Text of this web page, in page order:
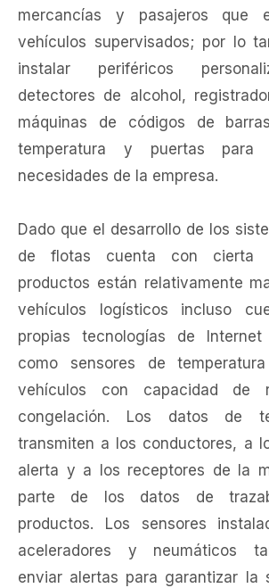
mercancías y pasajeros que
vehículos supervisados; por lo
instalar periféricos
detectores de alcohol,
máquinas de códigos de
temperatura y puertas para
necesidades de la empresa.
Dado que el desarrollo de los
de flotas cuenta con cierta
productos están relativamente
vehículos logísticos incluso
propias tecnologías de
como sensores de
vehículos con capacidad de
congelación. Los datos de
transmiten a los conductores, a
alerta y a los receptores de la
parte de los datos de
productos. Los sensores
aceleradores y neumáticos
enviar alertas para garantizar la